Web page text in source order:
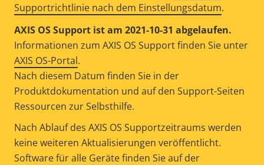
Supportrichtlinie nach dem Einstellungsdatum.
AXIS OS Support ist am 2021-10-31 abgelaufen.
Informationen zum AXIS OS Support finden Sie unter
AXIS OS-Portal.
Nach diesem Datum finden Sie in der
Produktdokumentation und auf den Support-Seiten
Ressourcen zur Selbsthilfe.
Nach Ablauf des AXIS OS Supportzeitraums werden
keine weiteren Aktualisierungen veröffentlicht.
Software für alle Geräte finden Sie auf der